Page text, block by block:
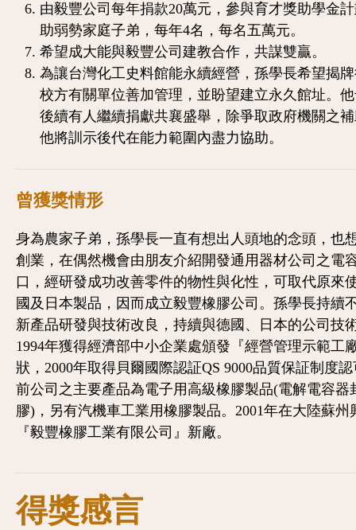
由毅豐公司每年捐款20萬元，參與育才獎助學金
助弱勢家庭子弟，每年4名，每名五萬元。
希望成大能與毅豐公司建教合作，共謀雙贏。
為讓台灣化工史料館能永續經營，孫學長希望揭
校方有關單位善加管理，並盼望建立永久館址。
後續有人繼續捐獻共襄盛舉，除爭取政府機關之
他將訓示後代在能力範圍內盡力協助。
曾獲獎情形
身為農家子弟，孫學長一直有想出人頭地的念頭，也
創業，在偶然機會由朋友介紹開發通用器材公司之電
口，經研發成功改善零件的物性與化性，可取代原來
國及日本製品，因而成立毅豐橡膠公司。孫學長持續
新產品研發與技術改良，持續與德國、日本的公司技
1994年獲得經濟部中小企業處頒發『經營管理示範工
狀，2000年取得貝爾國際認証QS 9000品質保証制度
前公司之主要產品為電子用高級橡膠製品(電解電容器
膠)，另有汽機車工業用橡膠製品。2001年在大陸蘇州
『毅豐橡膠工業有限公司』新廠。
得獎感言